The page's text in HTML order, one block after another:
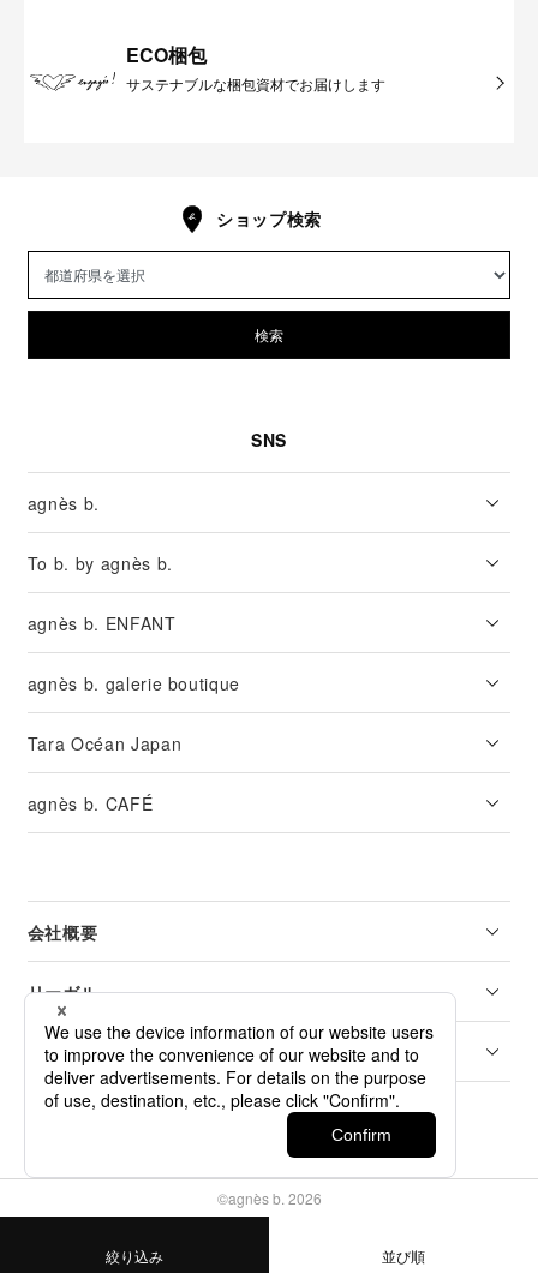
絞り込み 並び順
ECO梱包
サステナブルな梱包資材でお届けします
ショップ検索
検索
SNS
agnès b.
To b. by agnès b.
agnès b. ENFANT
agnès b. galerie boutique
Tara Océan Japan
agnès b. CAFÉ
会社概要
リーガル
カスタマーサービス
©agnès b. 2026